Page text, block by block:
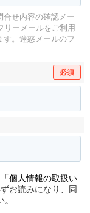
せ内容の確認メー
リーメールをご利用
。 迷惑メールのフ
必須
「個人情報の取扱い
お読みになり、同